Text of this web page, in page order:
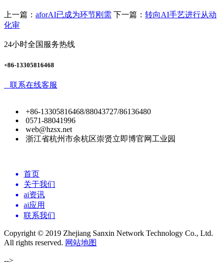
上一篇： aforAI已成为环节刚需 下一篇： 转向AI手艺进行从动
化审
24小时全国服务热线
+86-13305816468
联系在线客服
+86-13305816468/88043727/86136480
0571-88041996
web@hzsx.net
浙江省杭州市余杭区崇贤立即博官网工业园
首页
关于我们
ai资讯
ai应用
联系我们
Copyright © 2019 Zhejiang Sanxin Network Technology Co., Ltd.
All rights reserved. 网站地图
-->